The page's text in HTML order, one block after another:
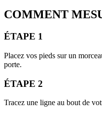
COMMENT
ÉTAPE 1
Placez vos pieds sur un
porte.
ÉTAPE 2
Tracez une ligne au bout de